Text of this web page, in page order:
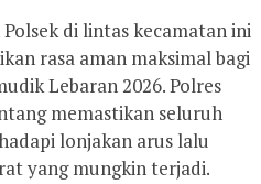
di lintas kecamatan ini
rasa aman maksimal bagi
Lebaran 2026. Polres
memastikan seluruh
lonjakan arus lalu
yang mungkin terjadi.